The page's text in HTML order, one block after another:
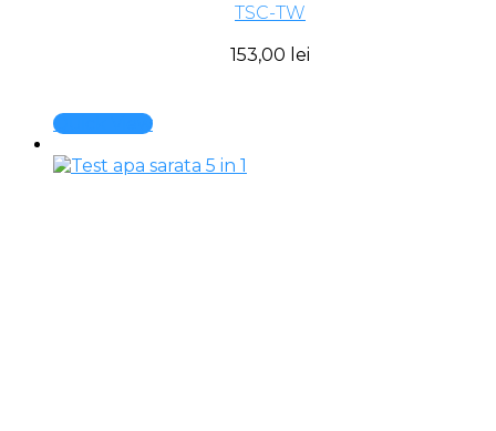
TSC-TW
153,00 lei
Quick View